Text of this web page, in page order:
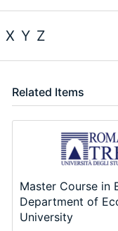
X Y Z
Related Items
Master Course in
Department of
University